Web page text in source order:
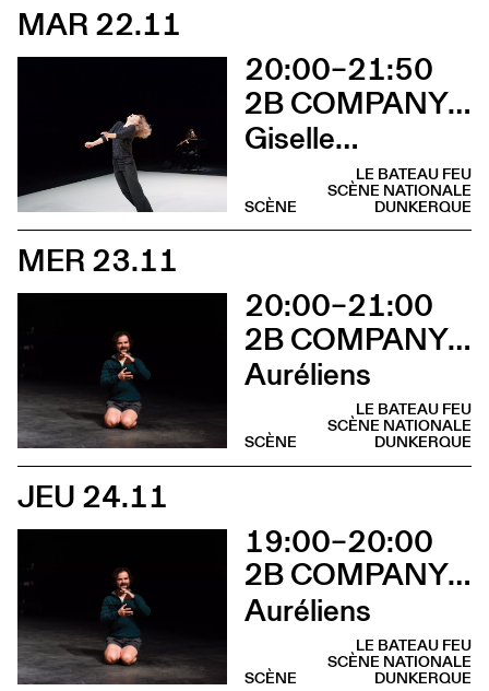
MAR 22.11
20:00–21:50
2B COMPANY - FRANÇOIS GREMAUD
Giselle…
LE BATEAU FEU
SCÈNE NATIONALE
DUNKERQUE
SCÈNE
MER 23.11
20:00–21:00
2B COMPANY - FRANÇOIS GREMAUD
Auréliens
LE BATEAU FEU
SCÈNE NATIONALE
DUNKERQUE
SCÈNE
JEU 24.11
19:00–20:00
2B COMPANY - FRANÇOIS GREMAUD
Auréliens
LE BATEAU FEU
SCÈNE NATIONALE
DUNKERQUE
SCÈNE